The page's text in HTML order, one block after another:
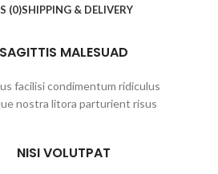
(0)SHIPPING & DELIVERY
SAGITTIS MALESUAD
facilisi condimentum ridiculus
nostra litora parturient risus
NISI VOLUTPAT